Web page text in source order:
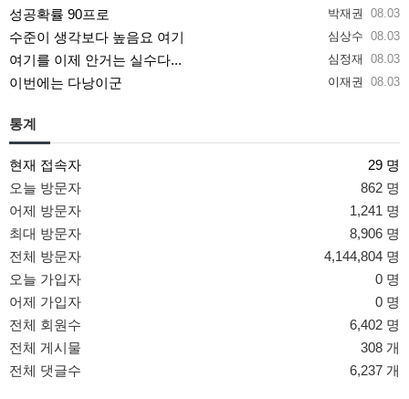
박재권 08.03
성공확률 90프로
심상수 08.03
수준이 생각보다 높음요 여기
심정재 08.03
여기를 이제 안거는 실수다...
이재권 08.03
이번에는 다낭이군
통계
현재 접속자
29 명
오늘 방문자
862 명
어제 방문자
1,241 명
최대 방문자
8,906 명
전체 방문자
4,144,804 명
오늘 가입자
0 명
어제 가입자
0 명
전체 회원수
6,402 명
전체 게시물
308 개
전체 댓글수
6,237 개